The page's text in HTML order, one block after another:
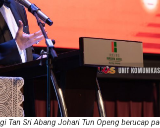
Tan Sri Abang Johari Tun Openg berucap